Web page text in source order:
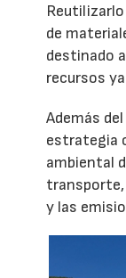
de
destinado
recursos
Además
estrategia
ambiental
transporte,
y las